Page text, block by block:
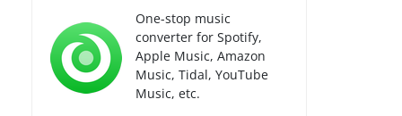
One-stop music
converter for Spotify,
Apple Music, Amazon
Music, Tidal, YouTube
Music, etc.